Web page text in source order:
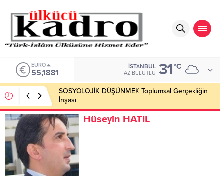
ALTIN
6.660,55
İSTANBUL
AZ BULUTLU 31°C
Okumayı Pek de Sevmiyoruz Herhalde
Hüseyin HATIL